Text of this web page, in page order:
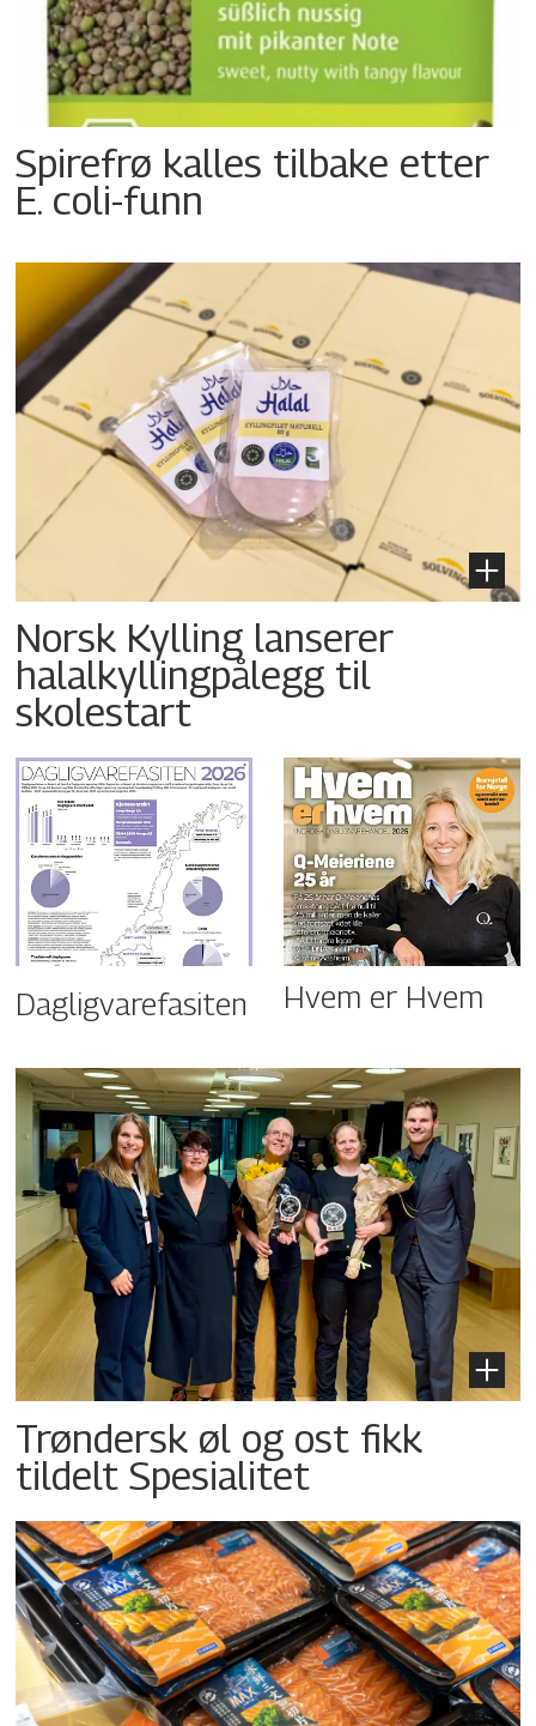
Spirefrø kalles tilbake etter
E. coli-funn
Norsk Kylling lanserer
halalkyllingpålegg til
skolestart
Dagligvarefasiten Hvem er Hvem
Trøndersk øl og ost fikk
tildelt Spesialitet